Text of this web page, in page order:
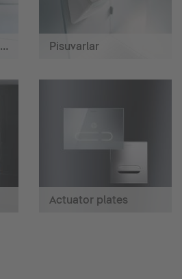
SensoWash® Akıllı Klozetler Pisuvarlar
Actuator plates